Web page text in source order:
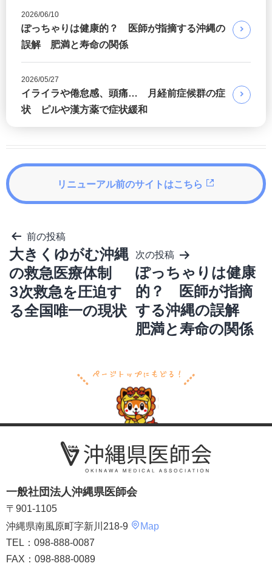
2026/06/10
ぽっちゃりは健康的？ 医師が指摘する沖縄の
誤解 肥満と寿命の関係
2026/05/27
イライラや倦怠感、頭痛… 月経前症候群の症
状 ピルや漢方薬で症状緩和
リニューアル前のサイトはこちら
投
稿
ナ
ビ
ゲ
ー
シ
ョ
前の投稿
大きくゆがむ沖縄
の救急医療体制
3次救急を圧迫す
る全国唯一の現状
次の投稿
ぽっちゃりは健康
的？ 医師が指摘
する沖縄の誤解
肥満と寿命の関係
一般社団法人沖縄県医師会
〒901-1105
沖縄県南風原町字新川218-9
Map
TEL：098-888-0087
FAX：098-888-0089